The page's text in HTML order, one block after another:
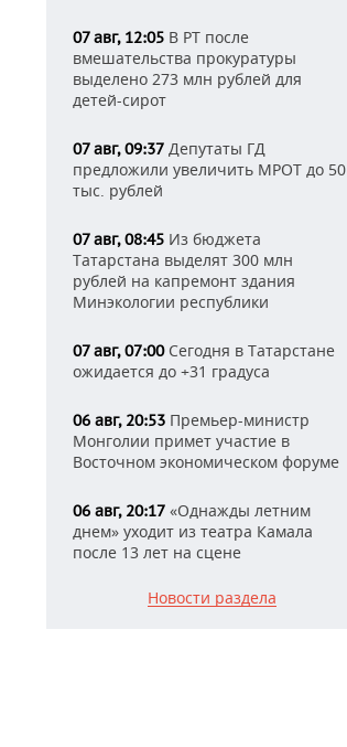
07 авг, 12:05 В РТ после
вмешательства прокуратуры
выделено 273 млн рублей для
детей-сирот
07 авг, 09:37 Депутаты ГД
предложили увеличить МРОТ до 50
тыс. рублей
07 авг, 08:45 Из бюджета
Татарстана выделят 300 млн
рублей на капремонт здания
Минэкологии республики
07 авг, 07:00Сегодня в Татарстане
ожидается до +31 градуса
06 авг, 20:53 Премьер-министр
Монголии примет участие в
Восточном экономическом форуме
06 авг, 20:17 «Однажды летним
днем» уходит из театра Камала
после 13 лет на сцене
Новости раздела